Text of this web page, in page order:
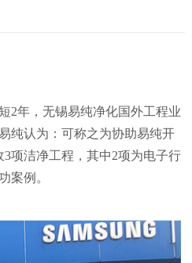
2年，无锡易纯净化国外工程业
纯认为：可称之为协助易纯开
项洁净工程，其中2项为电子行
案例。